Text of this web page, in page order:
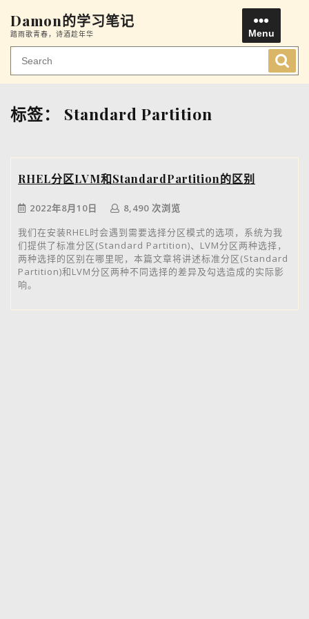
to
content
Damon的学习笔记
踏雨歌青春，诗酒趁年华 Menu
标签： Standard Partition
RHEL分区LVM和StandardPartition的区别
2022年8月10日
8,490 次浏览
我们在安装RHEL时会遇到需要选择分区模式的选项，系统为我
们提供了标准分区(Standard Partition)、LVM分区两种选择，
两种选择的区别在哪里呢，本篇文章将讲述标准分区(Standard
Partition)和LVM分区两种不同选择的差异及勾选造成的实际影
响。